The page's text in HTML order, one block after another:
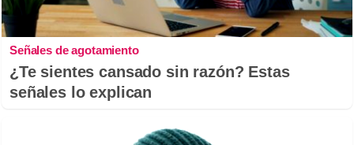
Señales de agotamiento
¿Te sientes cansado sin razón? Estas
señales lo explican